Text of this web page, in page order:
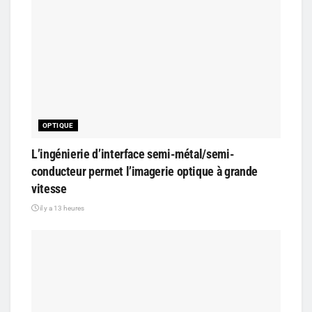
OPTIQUE
L’ingénierie d’interface semi-métal/semi-
conducteur permet l’imagerie optique à grande
vitesse
il y a 13 heures